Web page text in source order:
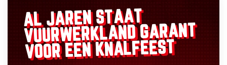
AL JAREN STAAT
VUURWERKLANDGARANT
VOOR EEN KNALFEEST